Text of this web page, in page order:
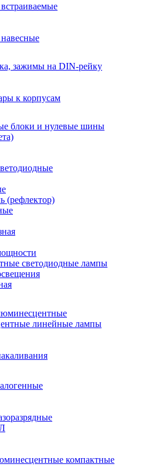
зажимы на DIN-рейку
к корпусам
блоки и нулевые шины
(рефлектор)
светодиодные лампы
линейные лампы
компактные